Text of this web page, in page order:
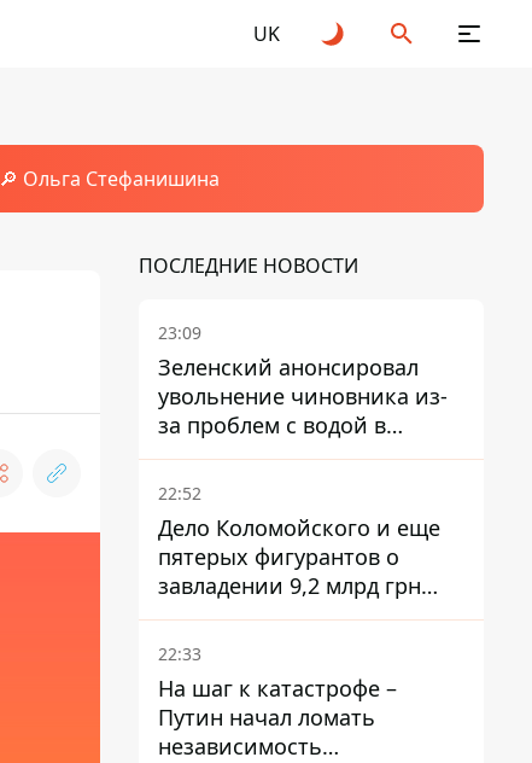
UK
🔎 Ольга Стефанишина
ПОСЛЕДНИЕ НОВОСТИ
23:09
Зеленский анонсировал
увольнение чиновника из-
за проблем с водой в
Марганце
22:52
Дело Коломойского и еще
пятерых фигурантов о
завладении 9,2 млрд грн
ПриватБанка направили в
суд
22:33
На шаг к катастрофе –
Путин начал ломать
независимость